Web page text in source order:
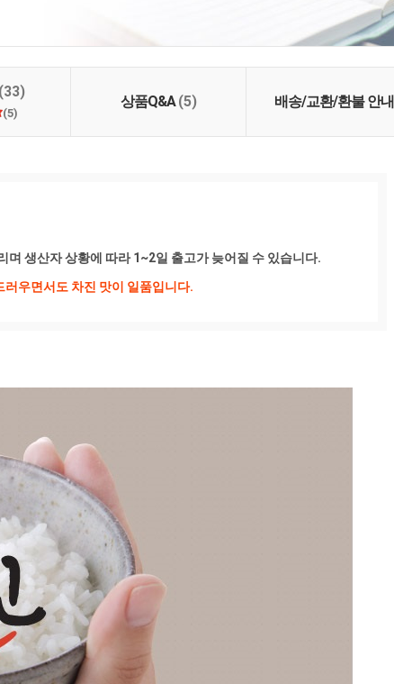
(33)
(5)
상품Q&A(5) 배송/교환/환불 안내
생산자 상황에 따라 1~2일 출고가 늦어질 수 있습니다.
우면서도 차진 맛이 일품입니다.